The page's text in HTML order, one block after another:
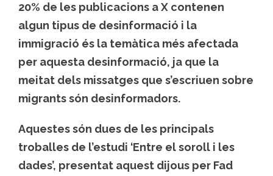
20% de les publicacions a X contenen
algun tipus de desinformació i la
immigració és la temàtica més afectada
per aquesta desinformació, ja que la
meitat dels missatges que s’escriuen sobre
migrants són desinformadors.
Aquestes són dues de les principals
troballes de l’estudi ‘Entre el soroll i les
dades’, presentat aquest dijous per Fad